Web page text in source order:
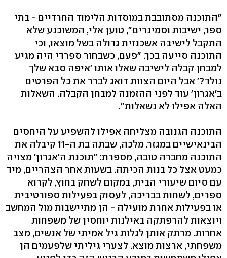
"התוכנה מסתובבת במוסדות הלימוד החרדיים - בתי
ספר, ישיבות וסמינרים", טוען אלי, המשוכנע שלא
התקבל לישיבה אשכנזית גדולה בשל מוצאו, וכי
התוכנה סייעה בכך. "פעם, כשבחור ספרדי היה מגיע
למבחן קבלה לישיבה שאלו אותו 'איפה סבא שלך
נולד?' אבל היום הצוות דואג לברר את כל הפרטים
ב'אגרון' עוד לפני ההזמנה למבחן הקבלה. השאלות
האלה אפילו לא נשאלות".
התוכנה הגנובה מצליחה אפילו להשפיע על היחסים
הבינאישיים במגזר. מלכה, שבתה בת ה-11 קיבלה את
התוכנה מחברה טובה, מספרת: "תוכנת ה'אגרון' מצויה
כמעט אצל כל בנות הכיתה. בשעות אחר הצהריים, מיד
עם סיום שיעורי הבית, במקום לשחק בחוץ, לקרוא
ספרים, לשחות בבריכה, לעסוק בפעילות ספורטיבית
או בפעילות אחרת מועילה - הן מתיישבות מול המחשב
ויוצאות להרפתקה באילנות יוחסין של משפחות
אחרות. מרתק אותן לגלות גיל אמיתי של אנשים, מצב
משפחתי, ארצות מוצא. לצערי גיליתי שלפעמים הן